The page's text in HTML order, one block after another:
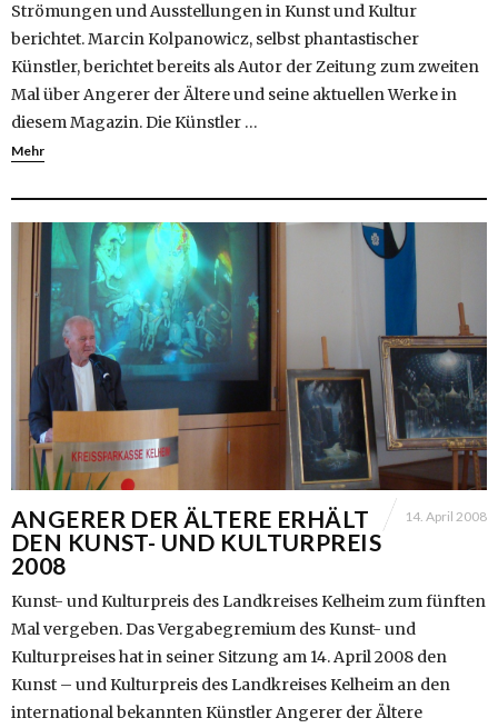
Strömungen und Ausstellungen in Kunst und Kultur
berichtet. Marcin Kolpanowicz, selbst phantastischer
Künstler, berichtet bereits als Autor der Zeitung zum zweiten
Mal über Angerer der Ältere und seine aktuellen Werke in
diesem Magazin. Die Künstler …
Mehr
ANGERER DER ÄLTERE ERHÄLT
DEN KUNST- UND KULTURPREIS
2008
14. April 2008
Kunst- und Kulturpreis des Landkreises Kelheim zum fünften
Mal vergeben. Das Vergabegremium des Kunst- und
Kulturpreises hat in seiner Sitzung am 14. April 2008 den
Kunst – und Kulturpreis des Landkreises Kelheim an den
international bekannten Künstler Angerer der Ältere